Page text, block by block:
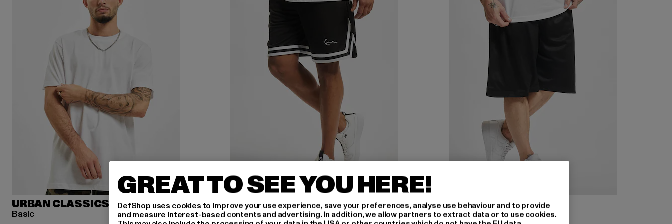
URBAN CLASSICS
Basic
KARL KANI
Signature Mesh
URBAN CLASSICS
Bball Mesh
GREAT TO SEE YOU HERE!
DefShop uses cookies to improve your use experience, save your preferences, analyse use behaviour and to provide
and measure interest-based contents and advertising. In addition, we allow partners to extract data or to use cookies.